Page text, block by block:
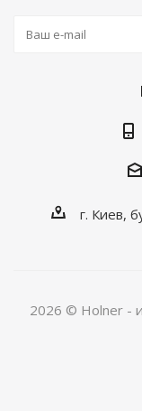
г. Киев,
2026 © Holner -